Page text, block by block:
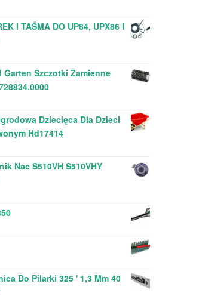
I TAŚMA DO UP84, UPX86 I
Garten Szczotki Zamienne
Dziecięca Dla Dzieci
Hd17414
Nac S510VH S510VHY
Do Pilarki 325 ' 1,3 Mm 40